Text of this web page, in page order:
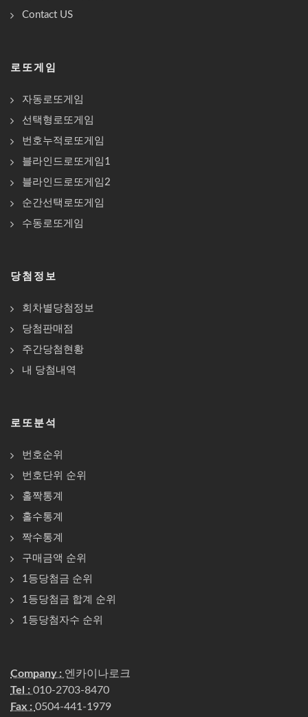
Contact US
로또게임
자동로또게임
선택형로또게임
번호누적로또게임
블라인드로또게임1
블라인드로또게임2
순간선택로또게임
수동로또게임
당첨정보
회차별당첨정보
당첨판매점
주간당첨현황
내 당첨내역
로또분석
번호순위
번호단위 순위
홀짝통계
홀수통계
짝수통계
구매금액 순위
1등당첨금 순위
1등당첨금 합계 순위
1등당첨자수 순위
Company : 엔카이나로크
Tel : 010-2703-8470
Fax : 0504-441-1979